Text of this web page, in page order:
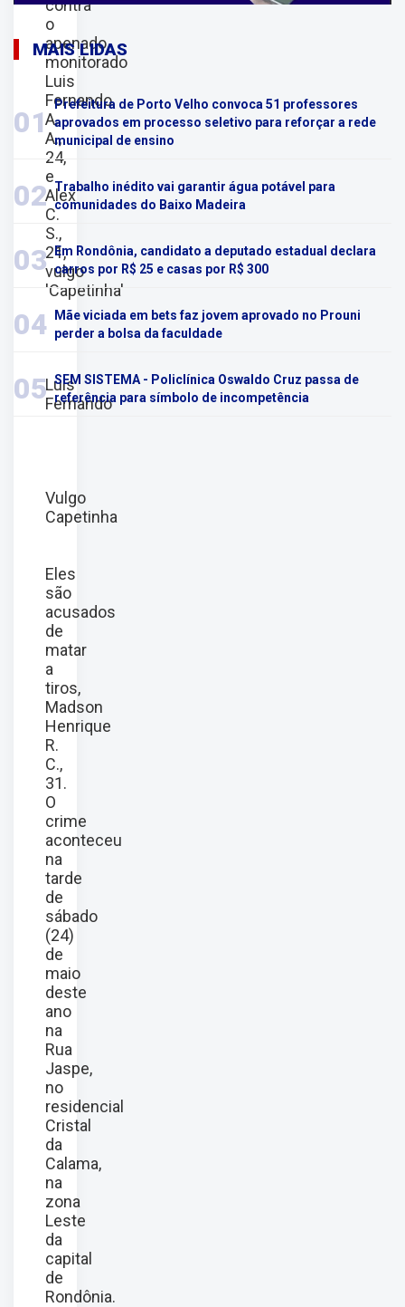
contra
o
apenado
monitorado
Luis
Fernando
A.
A.,
24,
e
Alex
C.
S.,
21,
vulgo
'Capetinha'
Luis
Fernando
Vulgo
Capetinha
Eles
são
acusados
de
matar
a
tiros,
Madson
Henrique
R.
C.,
31.
O
crime
aconteceu
na
tarde
de
sábado
(24)
de
maio
deste
ano
na
Rua
Jaspe,
no
residencial
Cristal
da
Calama,
na
zona
Leste
da
capital
de
Rondônia.
MAIS LIDAS
01
Prefeitura de Porto Velho convoca 51 professores
aprovados em processo seletivo para reforçar a rede
municipal de ensino
02 Trabalho inédito vai garantir água potável para
comunidades do Baixo Madeira
03
Em Rondônia, candidato a deputado estadual declara
carros por R$ 25 e casas por R$ 300
04
Mãe viciada em bets faz jovem aprovado no Prouni
perder a bolsa da faculdade
05 SEM SISTEMA - Policlínica Oswaldo Cruz passa de
referência para símbolo de incompetência